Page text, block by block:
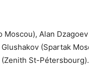
Alan
(Spartak
St-Pétersbourg).